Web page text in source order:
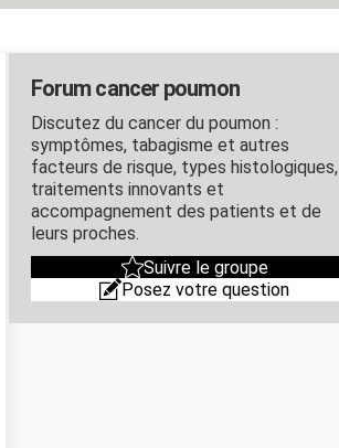
Forum cancer poumon
Discutez du cancer du poumon :
symptômes, tabagisme et autres
facteurs de risque, types histologiques,
traitements innovants et
accompagnement des patients et de
leurs proches.
Suivre le groupe
Posez votre question